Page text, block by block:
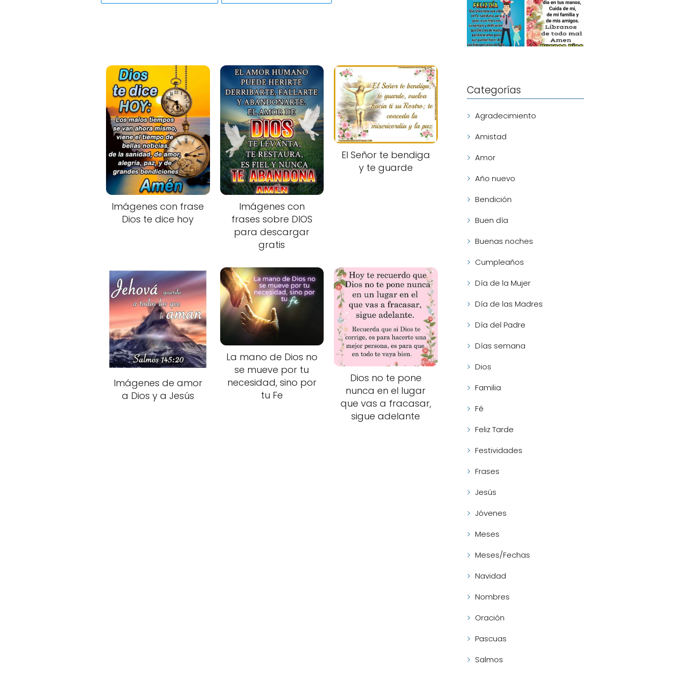
Imágenes con frase
Dios te dice hoy
Imágenes con
frases sobre DIOS
para descargar
gratis
El Señor te bendiga
y te guarde
Imágenes de amor
a Dios y a Jesús
La mano de Dios no
se mueve por tu
necesidad, sino por
tu Fe
Dios no te pone
nunca en el lugar
que vas a fracasar,
sigue adelante
Categorías
Agradecimiento
Amistad
Amor
Año nuevo
Bendición
Buen día
Buenas noches
Cumpleaños
Día de la Mujer
Día de las Madres
Día del Padre
Días semana
Dios
Familia
Fé
Feliz Tarde
Festividades
Frases
Jesús
Jóvenes
Meses
Meses/Fechas
Navidad
Nombres
Oración
Pascuas
Salmos